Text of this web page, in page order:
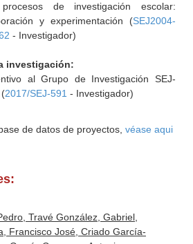
de investigación escolar:
y experimentación (SEJ2004-
- Investigador)
investigación:
al Grupo de Investigación SEJ-
2017/SEJ-591 - Investigador)
de datos de proyectos, véase aqui
Travé González, Gabriel,
Francisco José, Criado García-